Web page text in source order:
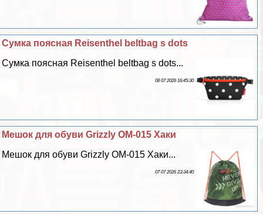
Сумка поясная Reisenthel beltbag s dots
Сумка поясная Reisenthel beltbag s dots...
08 07 2026 16:45:30
Мешок для обуви Grizzly OM-015 Хаки
Мешок для обуви Grizzly OM-015 Хаки...
07 07 2026 23:34:40